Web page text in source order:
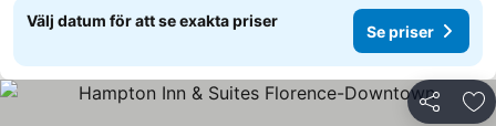
Välj datum för att se exakta priser
Se priser
Dela